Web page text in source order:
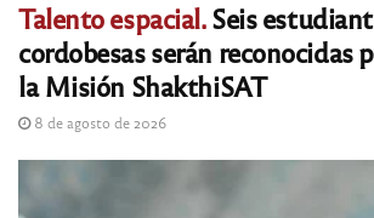
Talento espacial.Seis
cordobesas serán reconocidas
la Misión ShakthiSAT
8 de agosto de 2026